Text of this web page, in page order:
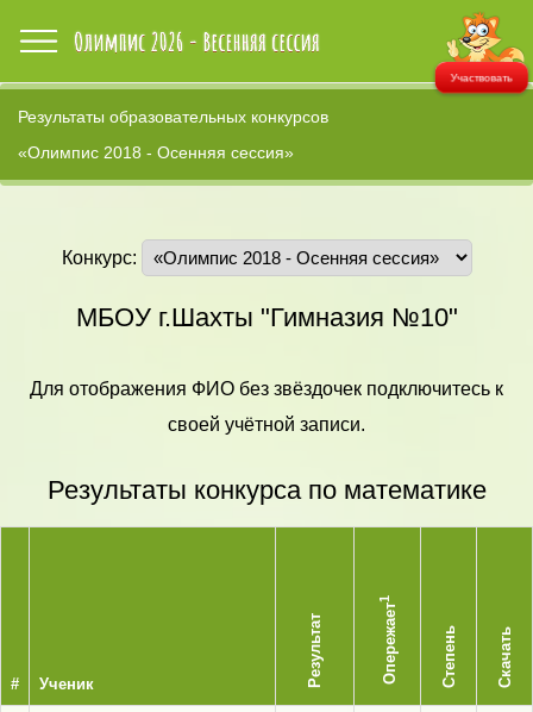
Участвовать
Результаты образовательных конкурсов
«Олимпис 2018 - Осенняя сессия»
Конкурс:
МБОУ г.Шахты "Гимназия №10"
Для отображения ФИО без звёздочек подключитесь к
своей учётной записи.
Результаты конкурса по математике
# Ученик Результат Опережает
1
Степень Скачать